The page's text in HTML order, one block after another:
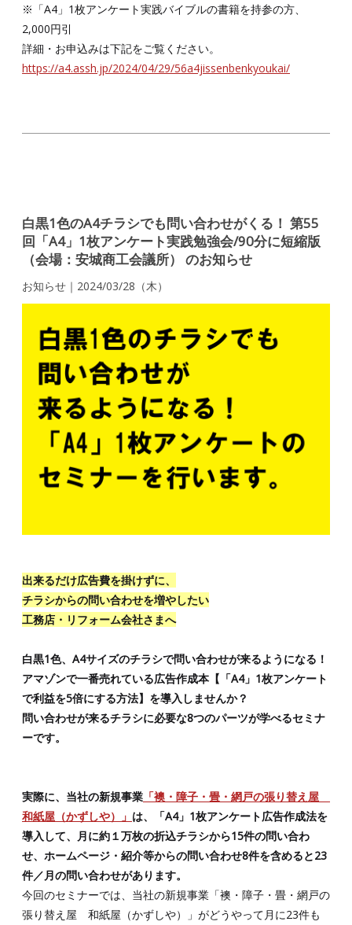
※「A4」1枚アンケート実践バイブルの書籍を持参の方、
2,000円引
詳細・お申込みは下記をご覧ください。
https://a4.assh.jp/2024/04/29/56a4jissenbenkyoukai/
白黒1色のA4チラシでも問い合わせがくる！ 第55
回「A4」1枚アンケート実践勉強会/90分に短縮版
（会場：安城商工会議所） のお知らせ
お知らせ｜2024/03/28（木）
出来るだけ広告費を掛けずに、
チラシからの問い合わせを増やしたい
工務店・リフォーム会社さまへ
白黒1色、A4サイズのチラシで問い合わせが来るようになる！
アマゾンで一番売れている広告作成本【「A4」1枚アンケート
で利益を5倍にする方法】を導入しませんか？
問い合わせが来るチラシに必要な8つのパーツが学べるセミナ
ーです。
実際に、当社の新規事業 「襖・障子・畳・網戸の張り替え屋
和紙屋（かずしや）」 は、「A4」1枚アンケート広告作成法を
導入して、月に約１万枚の折込チラシから15件の問い合わ
せ、ホームページ・紹介等からの問い合わせ8件を含めると23
件／月の問い合わせがあります。
今回のセミナーでは、当社の新規事業「襖・障子・畳・網戸の
張り替え屋 和紙屋（かずしや）」がどうやって月に23件も